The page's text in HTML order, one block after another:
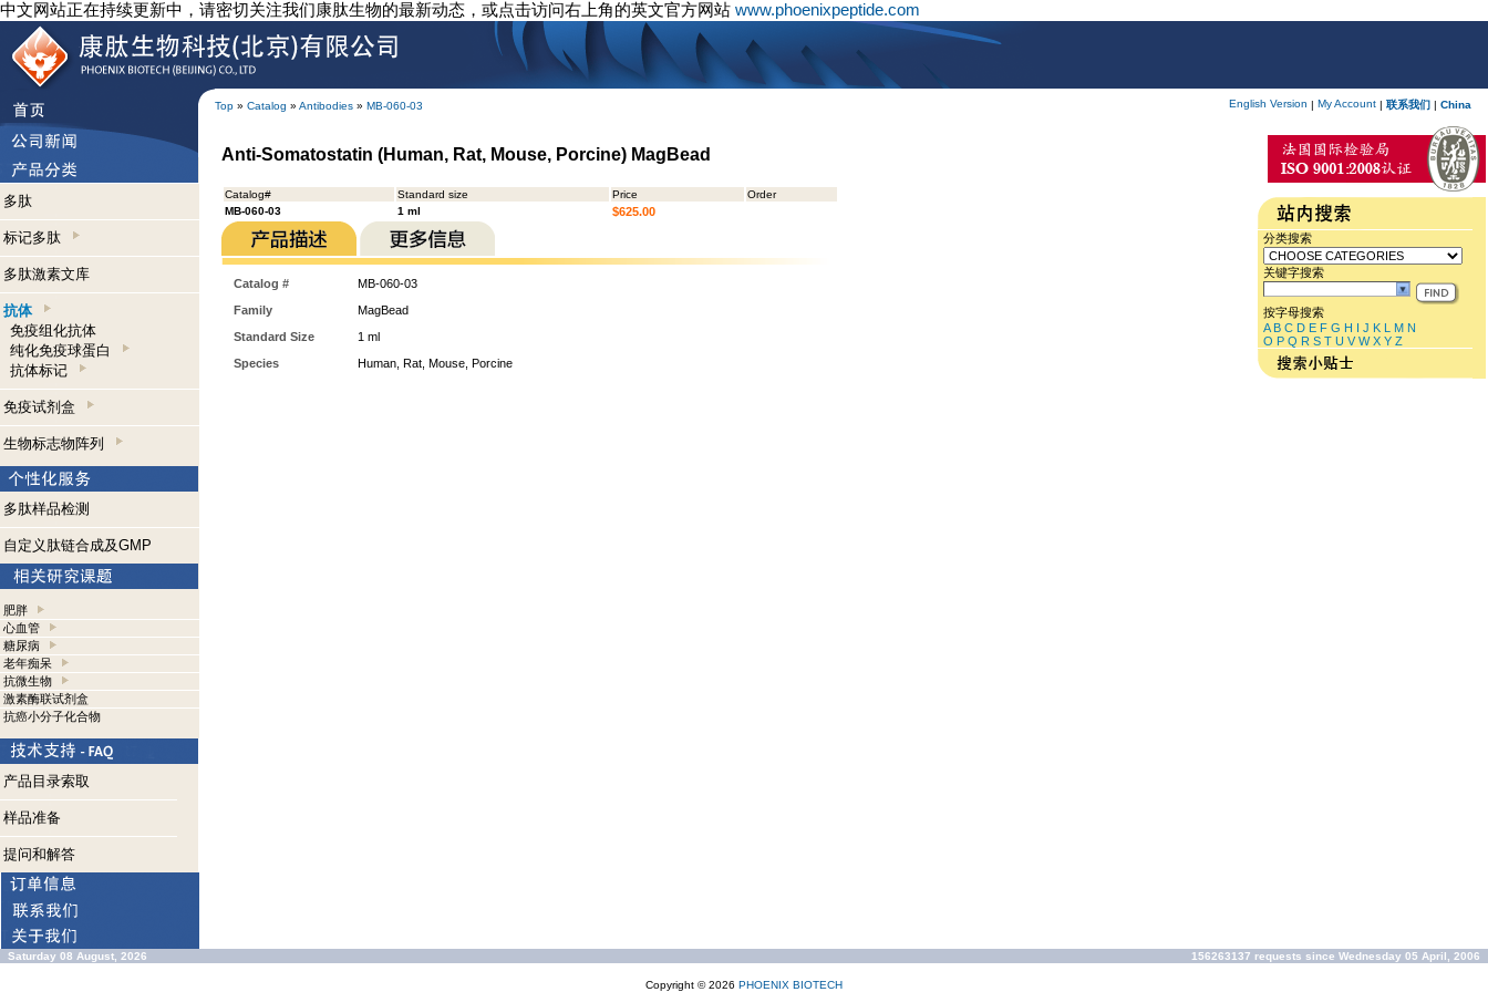
中文网站正在持续更新中，请密切关注我们康肽生物的最新动态，或点击访问右上角的英文官方网站 www.phoenixpeptide.com
Top » Catalog » Antibodies » MB-060-03 English Version | My Account | 联系我们 | China
多肽
标记多肽
多肽激素文库
抗体
免疫组化抗体
纯化免疫球蛋白
抗体标记
免疫试剂盒
生物标志物阵列
多肽样品检测
自定义肽链合成及GMP
肥胖
心血管
糖尿病
老年痴呆
抗微生物
激素酶联试剂盒
抗癌小分子化合物
产品目录索取
样品准备
提问和解答
Anti-Somatostatin (Human, Rat, Mouse, Porcine) MagBead
Catalog# Standard size Price
Order
MB-060-03
1 ml $625.00
Catalog #
MB-060-03
Family
MagBead
Standard Size
1 ml
Species
Human, Rat, Mouse, Porcine
分类搜索
关键字搜索
按字母搜索
A B C D E F G H I J K L M N
O P Q R S T U V W X Y Z
Saturday 08 August, 2026 156263137 requests since Wednesday 05 April, 2006
Copyright © 2026 PHOENIX BIOTECH